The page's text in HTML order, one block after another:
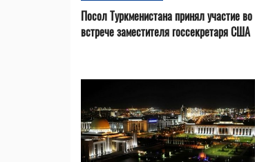
Посол Туркменистана принял участие во
встрече заместителя госсекретаря США